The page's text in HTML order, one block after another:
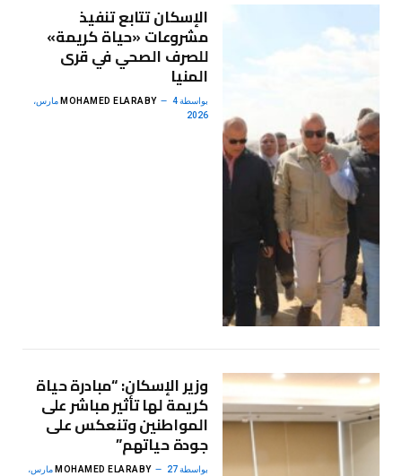
الإسكان تتابع تنفيذ
مشروعات «حياة كريمة»
للصرف الصحي في قرى
المنيا
بواسطة MOHAMED ELARABY 4 مارس،
2026
وزير الإسكان: “مبادرة حياة
كريمة لها تأثير مباشر على
المواطنين وتنعكس على
جودة حياتهم”
بواسطة MOHAMED ELARABY 27 مارس،